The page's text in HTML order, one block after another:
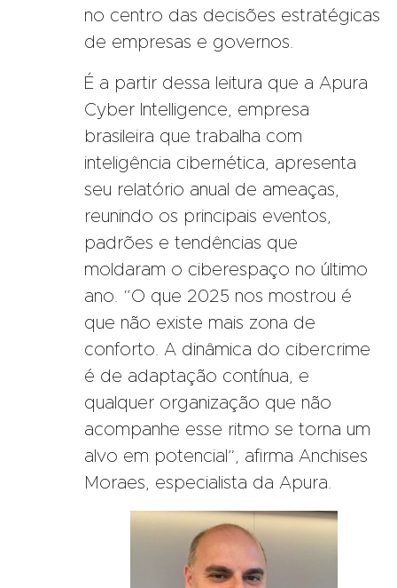
no centro das decisões estratégicas
de empresas e governos.
É a partir dessa leitura que a Apura
Cyber Intelligence, empresa
brasileira que trabalha com
inteligência cibernética, apresenta
seu relatório anual de ameaças,
reunindo os principais eventos,
padrões e tendências que
moldaram o ciberespaço no último
ano. “O que 2025 nos mostrou é
que não existe mais zona de
conforto. A dinâmica do cibercrime
é de adaptação contínua, e
qualquer organização que não
acompanhe esse ritmo se torna um
alvo em potencial”, afirma Anchises
Moraes, especialista da Apura.